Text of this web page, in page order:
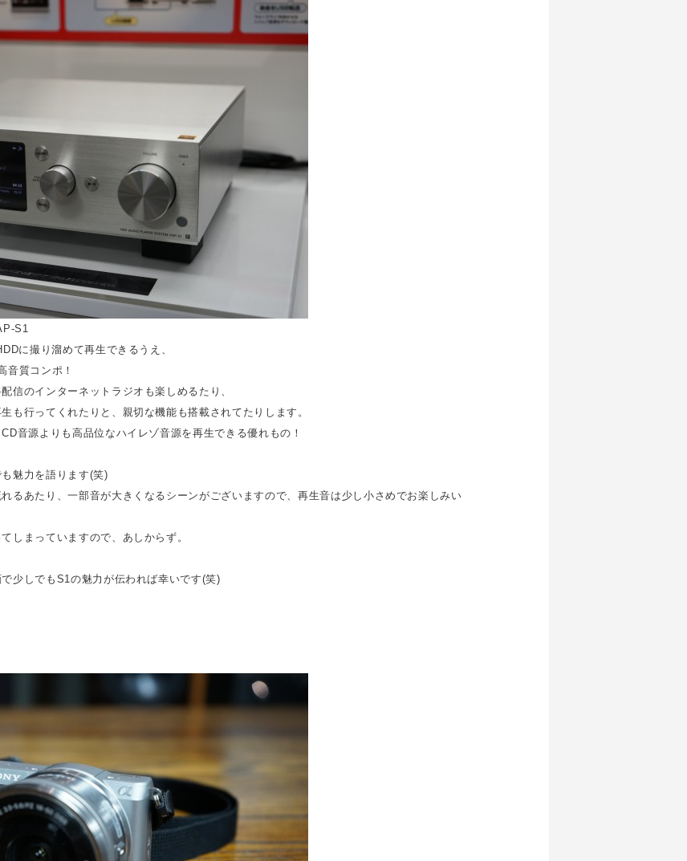
S1
に撮り溜めて再生できるうえ、
音質コンポ！
信のインターネットラジオも楽しめるたり、
も行ってくれたりと、親切な機能も搭載されてたりします。
音源よりも高品位なハイレゾ音源を再生できる優れもの！
魅力を語ります(笑)
るあたり、一部音が大きくなるシーンがございますので、再生音は少し小さめでお楽しみい
しまっていますので、あしからず。
少しでもS1の魅力が伝われば幸いです(笑)